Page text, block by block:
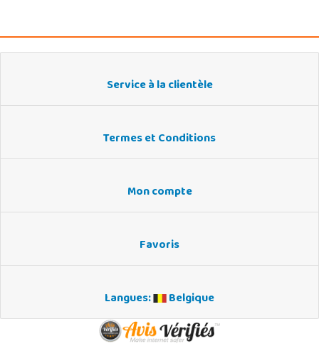
Service à la clientèle
Termes et Conditions
Mon compte
Favoris
Langues: Belgique